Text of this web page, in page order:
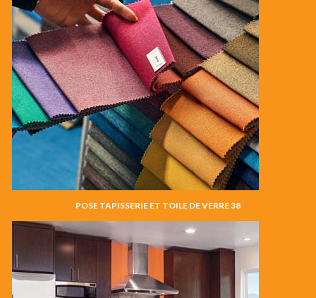
POSE TAPISSERIE ET TOILE DE VERRE 38